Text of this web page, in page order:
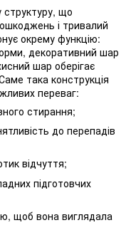
структуру, що
і тривалий
окрему функцію:
декоративний шар
шар оберігає
така конструкція
переваг:
стирання;
до перепадів
відчуття;
підготовчих